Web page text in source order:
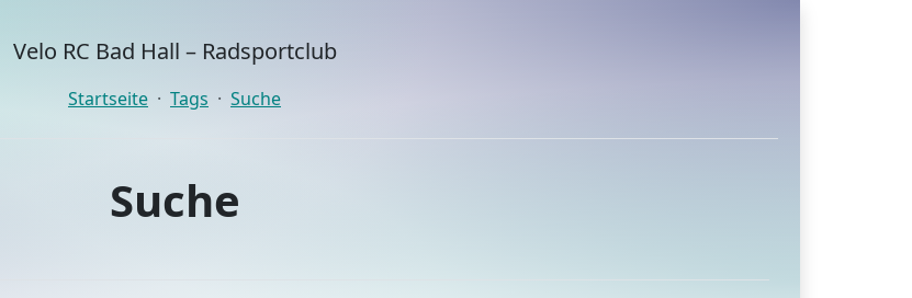
Velo RC Bad Hall – Radsportclub
Startseite Tags Suche
Suche